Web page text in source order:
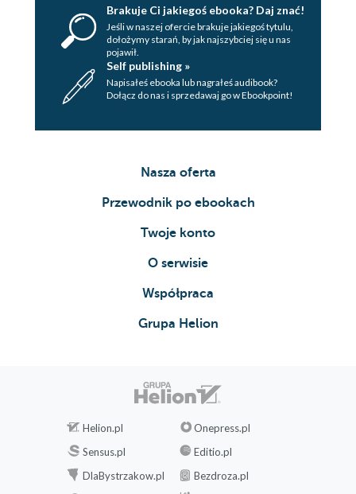
Brakuje Ci jakiegoś ebooka? Daj znać!
Jeśli w naszej ofercie brakuje jakiegoś tytulu,
dołożymy starań, by jak najszybciej się u nas
pojawił.
Self publishing »
Napisałeś ebooka lub nagrałeś audibook?
Dołącz do nas i sprzedawaj go w Ebookpoint!
Nasza oferta
Przewodnik po ebookach
Twoje konto
O serwisie
Współpraca
Grupa Helion
Helion.pl
Onepress.pl
Sensus.pl
Editio.pl
DlaBystrzakow.pl
Bezdroza.pl